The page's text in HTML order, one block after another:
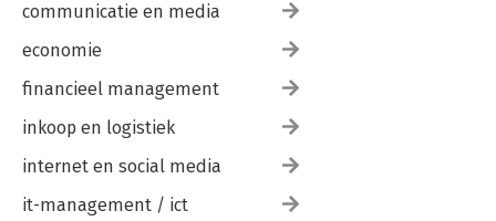
communicatie en media
economie
financieel management
inkoop en logistiek
internet en social media
it-management / ict